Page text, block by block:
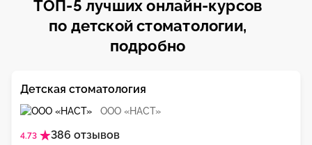
ТОП-5 лучших онлайн-курсов
по детской стоматологии,
подробно
ООО «НАСТ»
4.73 386 отзывов
Детская стоматология